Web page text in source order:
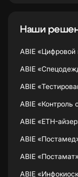
Наши
ABIE «Цифровой
ABIE
ABIE
ABIE «Контроль
ABIE «ETH-
ABIE
ABIE
ABIE